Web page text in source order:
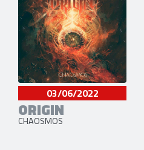
03/06/2022
ORIGIN
CHAOSMOS